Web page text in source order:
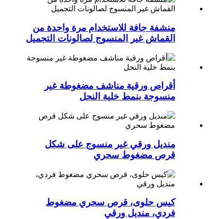
منشفة جافة للاستخدام مرة واحدة من
القماش غير المنسوج لصالونات التجميل
أقراص ورقية مناشف مضغوطة غير
منسوجة بنمط خلية النحل
منديل ورقي غير منسوج على شكل
قرص مضغوط سحري
كيس حلوى، قرص سحري مضغوط
فردي، منديل ورقي